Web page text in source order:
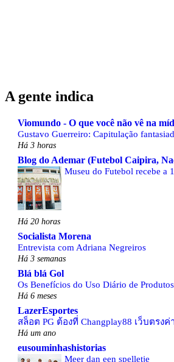
A gente indica
Viomundo - O que você não vê na
Gustavo Guerreiro: Capitulação
Há 3 horas
Blog do Ademar (Futebol Caipira,
Museu do Futebol recebe a
Há 20 horas
Socialista Morena
Entrevista com Adriana Negreiros
Há 3 semanas
Blá blá Gol
Os Benefícios do Uso Diário de
Há 6 meses
LazerEsportes
สล็อต PG ต้องที่ Changplay88 เว็บตรง
Há um ano
eusouminhashistorias
Meer dan een spelletje